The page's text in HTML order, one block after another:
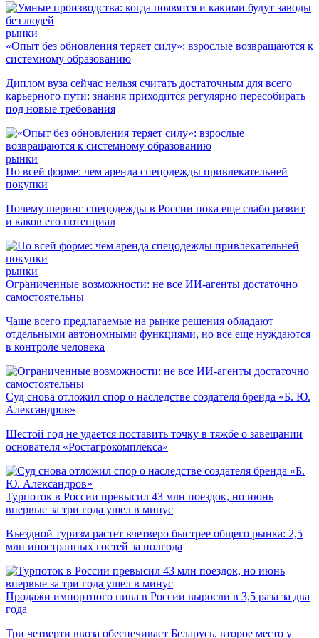
рынки
«Опыт без обновления теряет силу»: взрослые возвращаются к
системному образованию
Диплом вуза сейчас нельзя считать достаточным для всего
карьерного пути: знания приходится регулярно пересобирать
под новые требования
рынки
По всей форме: чем аренда спецодежды привлекательней
покупки
Почему шеринг спецодежды в России пока еще слабо развит
и каков его потенциал
рынки
Ограниченные возможности: не все ИИ-агенты достаточно
самостоятельны
Чаще всего предлагаемые на рынке решения обладают
отдельными автономными функциями, но все еще нуждаются
в контроле человека
Суд снова отложил спор о наследстве создателя бренда «Б. Ю.
Александров»
Шестой год не удается поставить точку в тяжбе о завещании
основателя «Ростагрокомплекса»
Турпоток в России превысил 43 млн поездок, но июнь
впервые за три года ушел в минус
Въездной туризм растет вчетверо быстрее общего рынка: 2,5
млн иностранных гостей за полгода
Продажи импортного пива в России выросли в 3,5 раза за два
года
Три четверти ввоза обеспечивает Беларусь, второе место у